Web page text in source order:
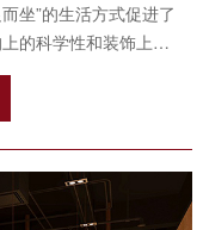
坐”的生活方式促进了
的科学性和装饰上的
入了鼎盛期。